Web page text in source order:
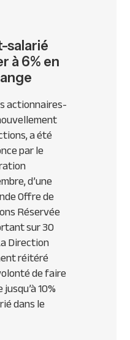
salarié
à 6% en
actionnaires-
a été
par le
d’une
Offre de
Réservée
sur 30
Direction
réitéré
de faire
10%
dans le